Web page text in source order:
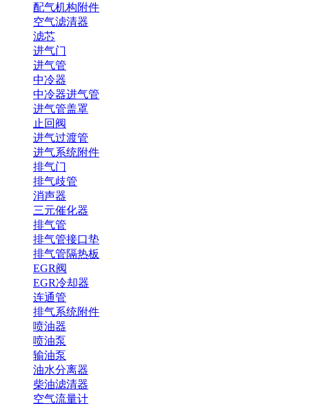
配气机构附件
空气滤清器
滤芯
进气门
进气管
中冷器
中冷器进气管
进气管盖罩
止回阀
进气过渡管
进气系统附件
排气门
排气歧管
消声器
三元催化器
排气管
排气管接口垫
排气管隔热板
EGR阀
EGR冷却器
连通管
排气系统附件
喷油器
喷油泵
输油泵
油水分离器
柴油滤清器
空气流量计